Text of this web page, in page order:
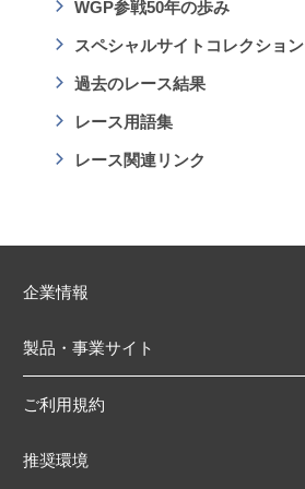
WGP参戦50年の歩み
スペシャルサイトコレクション
過去のレース結果
レース用語集
レース関連リンク
企業情報
製品・事業サイト
ご利用規約
推奨環境